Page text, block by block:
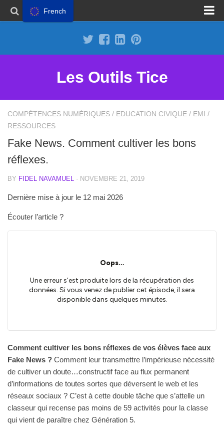
Les Outils Tice
COMPÉTENCES NUMÉRIQUES / EDUCATION CIVIQUE / EMI /
RESSOURCES
Fake News. Comment cultiver les bons
réflexes.
BY FIDEL NAVAMUEL · NOVEMBRE 21, 2019
Dernière mise à jour le 12 mai 2026
Écouter l’article ?
Comment cultiver les bons réflexes de vos élèves face aux
Fake News ? Comment leur transmettre l’impérieuse nécessité
de cultiver un doute…constructif face au flux permanent
d’informations de toutes sortes que déversent le web et les
réseaux sociaux ? C’est à cette double tâche que s’attelle un
classeur qui recense pas moins de 59 activités pour la classe
qui vient de paraître chez Génération 5.
French